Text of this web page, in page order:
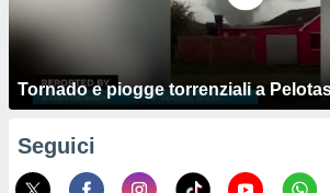
Tornado e piogge torrenziali a
Seguici